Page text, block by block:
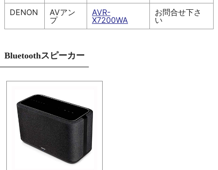
DENON
AVアン
プ
AVR-
X7200WA
お問合せ下さ
い
Bluetoothスピーカー